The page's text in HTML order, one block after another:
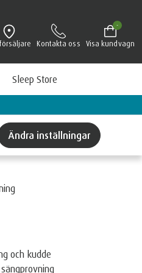
Kontakta oss Visa kundvagn
-
Sleep Store
Ändra inställningar
och kudde